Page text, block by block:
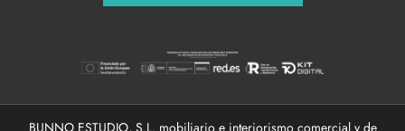
BUNNO ESTUDIO, S.L. mobiliario e interiorismo comercial y de